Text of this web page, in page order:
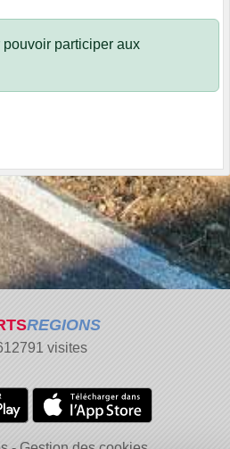
pouvoir participer aux
REGIONS
visites